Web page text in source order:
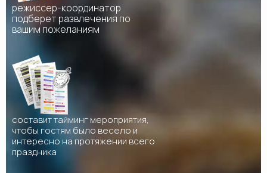
режиссер-координатор
подберет развлечения по
вашим пожеланиям
составит тайминг мероприятия,
чтобы гостям было весело и
интересно на протяжении всего
праздника